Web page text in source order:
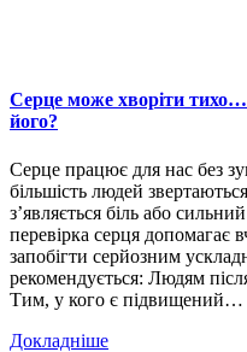
Серце може хворіти
його?
Серце працює для нас без
більшість людей
з’являється біль або
перевірка серця допомагає
запобігти серйозним
рекомендується: Людям
Тим, у кого є підвищений…
Докладніше